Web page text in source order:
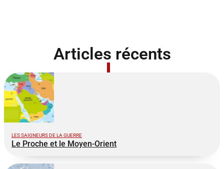
Articles récents
LES SAIGNEURS DE LA GUERRE
Le Proche et le Moyen-Orient